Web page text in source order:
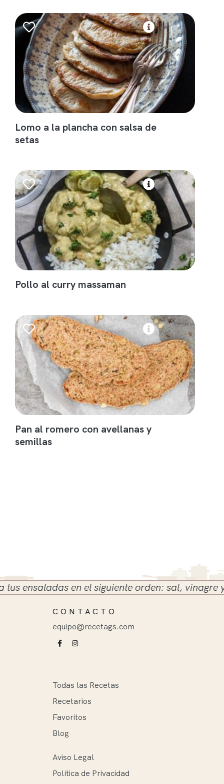
Lomo a la plancha con salsa de
setas
Pollo al curry massaman
Pan al romero con avellanas y
semillas
en el siguiente orden: sal, vinagre y
CONTACTO
equipo@recetags.com
Todas las Recetas
Recetarios
Favoritos
Blog
Aviso Legal
Política de Privacidad